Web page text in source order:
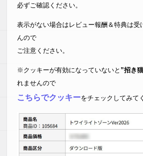
必ずご確認ください。
表示がない場合はレビュー報酬＆特典は受
んので
ご注意ください。
※クッキーが有効になっていないと ”招き
れませんので
こちらでクッキーをチェックしてみて